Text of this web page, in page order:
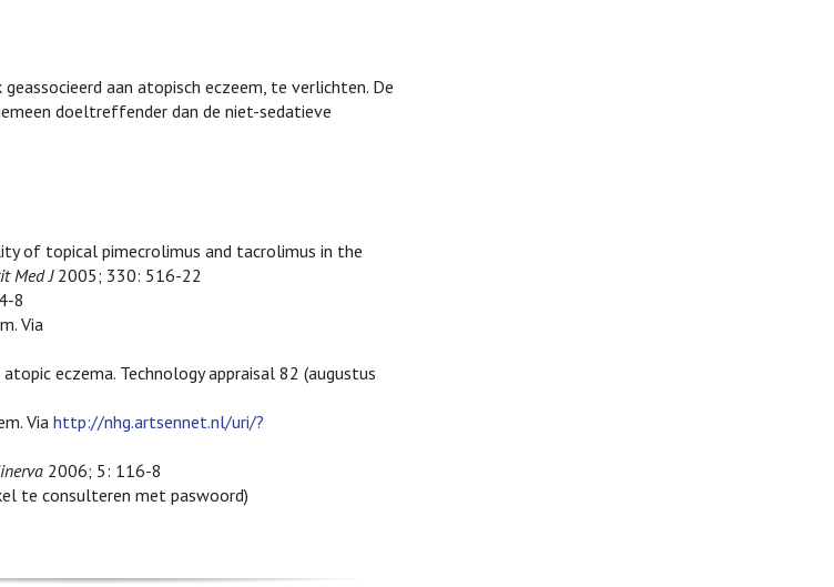
aan atopisch eczeem, te verlichten. De
doeltreffender dan de niet-sedatieve
of topical pimecrolimus and tacrolimus in the
Med J2005; 330: 516-22
8
Via
eczema. Technology appraisal 82 (augustus
Viahttp://nhg.artsennet.nl/uri/?
2006; 5: 116-8
te consulteren met paswoord)